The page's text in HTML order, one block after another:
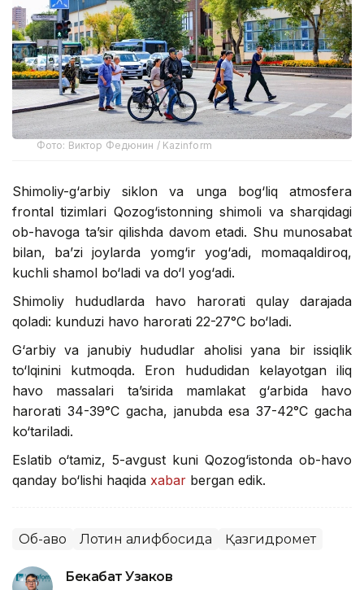
Фото: Виктор Федюнин / Kazinform
Shimoliy-g‘arbiy siklon va unga bog‘liq atmosfera
frontal tizimlari Qozog‘istonning shimoli va sharqidagi
ob-havoga ta’sir qilishda davom etadi. Shu munosabat
bilan, ba’zi joylarda yomg‘ir yog‘adi, momaqaldiroq,
kuchli shamol bo‘ladi va do‘l yog‘adi.
Shimoliy hududlarda havo harorati qulay darajada
qoladi: kunduzi havo harorati 22-27°C bo‘ladi.
G‘arbiy va janubiy hududlar aholisi yana bir issiqlik
to‘lqinini kutmoqda. Eron hududidan kelayotgan iliq
havo massalari ta’sirida mamlakat g‘arbida havo
harorati 34-39°C gacha, janubda esa 37-42°C gacha
ko‘tariladi.
Eslatib o‘tamiz, 5-avgust kuni Qozog‘istonda ob-havo
qanday bo‘lishi haqida xabar bergan edik.
Об-ҳаво Лотин алифбосида Қазгидромет
Бекабат Узаков